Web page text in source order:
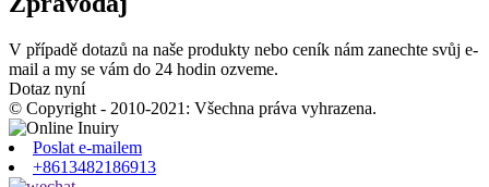
V případě dotazů na naše produkty nebo ceník nám zanechte svůj e-
mail a my se vám do 24 hodin ozveme.
Dotaz nyní
© Copyright - 2010-2021: Všechna práva vyhrazena.
Poslat e-mailem
+8613482186913